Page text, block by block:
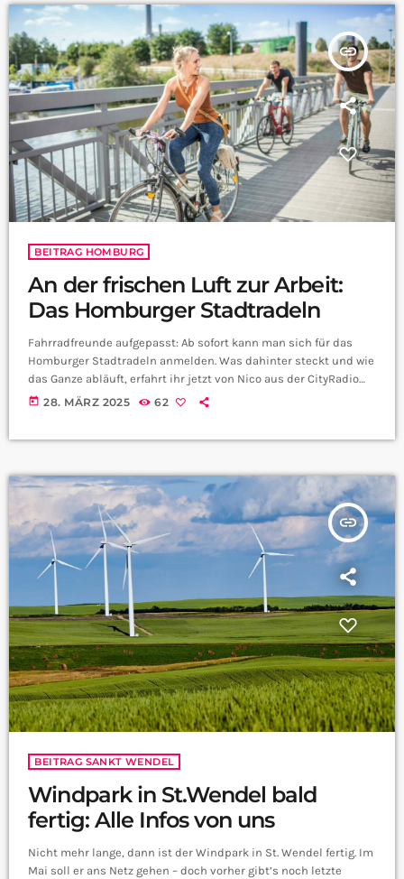
insert_link
BEITRAG HOMBURG
An der frischen Luft zur Arbeit:
Das Homburger Stadtradeln
Fahrradfreunde aufgepasst: Ab sofort kann man sich für das
Homburger Stadtradeln anmelden. Was dahinter steckt und wie
das Ganze abläuft, erfahrt ihr jetzt von Nico aus der CityRadio
Redaktion: zur Anmeldung
today 28. MÄRZ 2025 62
insert_link
BEITRAG SANKT WENDEL
Windpark in St.Wendel bald
fertig: Alle Infos von uns
Nicht mehr lange, dann ist der Windpark in St. Wendel fertig. Im
Mai soll er ans Netz gehen – doch vorher gibt’s noch letzte